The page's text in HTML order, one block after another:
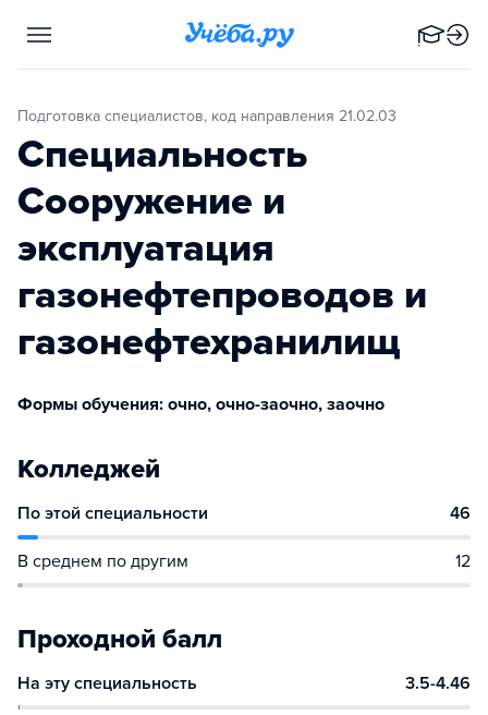
Подготовка специалистов, код направления 21.02.03
Специальность
Сооружение и
эксплуатация
газонефтепроводов и
газонефтехранилищ
Формы обучения: очно, очно-заочно, заочно
Колледжей
По этой специальности 46
В среднем по другим 12
Проходной балл
На эту специальность 3.5-4.46